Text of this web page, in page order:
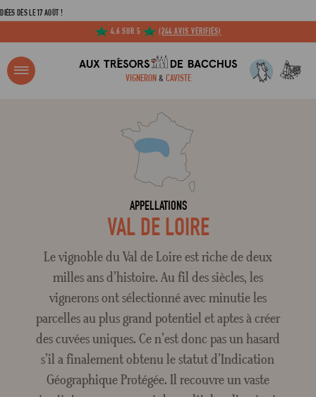
DÈS LE 17 AOÛT !
4,6 SUR 5
(244 AVIS VÉRIFIÉS)
VIGNERON& CAVISTE
?
APPELLATIONS
VAL DE LOIRE
Le vignoble du Val de Loire est riche de deux
milles ans d’histoire. Au fil des siècles, les
vignerons ont sélectionné avec minutie les
parcelles au plus grand potentiel et aptes à créer
des cuvées uniques. Ce n’est donc pas un hasard
s’il a finalement obtenu le statut d’Indication
Géographique Protégée. Il recouvre un vaste